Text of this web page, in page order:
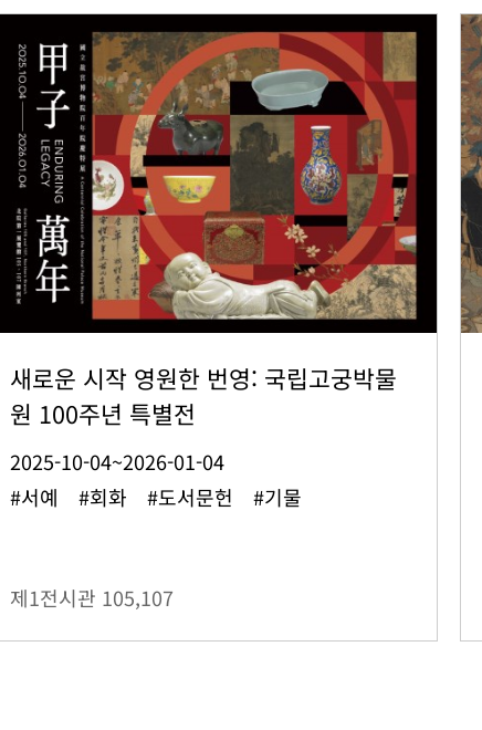
새로운 시작 영원한 번영: 국립고궁박물
원 100주년 특별전
2025-10-04~2026-01-04
#서예 #회화 #도서문헌 #기물
제1전시관 105,107